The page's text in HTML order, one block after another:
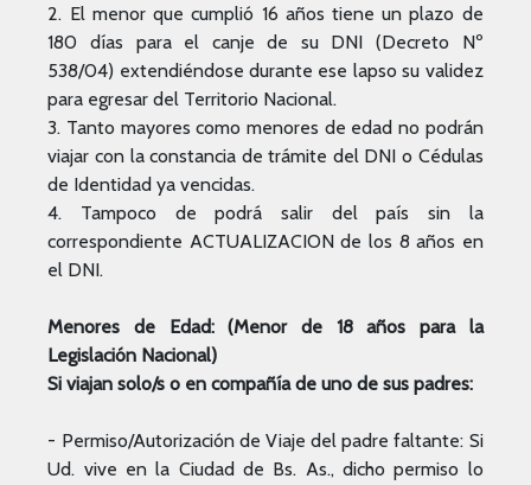
2. El menor que cumplió 16 años tiene un plazo de
180 días para el canje de su DNI (Decreto Nº
538/04) extendiéndose durante ese lapso su validez
para egresar del Territorio Nacional.
3. Tanto mayores como menores de edad no podrán
viajar con la constancia de trámite del DNI o Cédulas
de Identidad ya vencidas.
4. Tampoco de podrá salir del país sin la
correspondiente ACTUALIZACION de los 8 años en
el DNI.
Menores de Edad: (Menor de 18 años para la
Legislación Nacional)
Si viajan solo/s o en compañía de uno de sus padres:
- Permiso/Autorización de Viaje del padre faltante: Si
Ud. vive en la Ciudad de Bs. As., dicho permiso lo